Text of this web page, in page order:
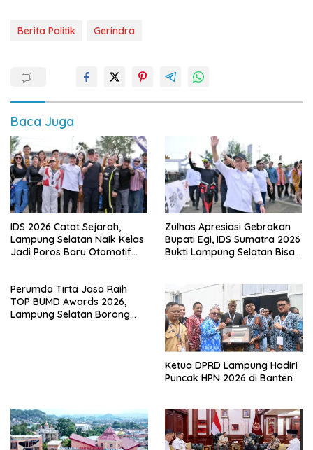
Berita Politik Gerindra
Baca Juga
IDS 2026 Catat Sejarah,
Lampung Selatan Naik Kelas
Jadi Poros Baru Otomotif
Zulhas Apresiasi Gebrakan
Bupati Egi, IDS Sumatra 2026
Bukti Lampung Selatan Bisa
Perumda Tirta Jasa Raih
TOP BUMD Awards 2026,
Lampung Selatan Borong
Ketua DPRD Lampung Hadiri
Puncak HPN 2026 di Banten